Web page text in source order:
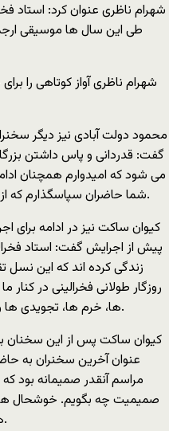
طی این سال ها موسیقی
شهرام ناظری آواز کوتاهی را
محمود دولت آبادی نیز دیگر
گفت: قدردانی و پاس داشتن
می شود که امیدوارم همچنان
شما حاضران سپاسگذارم که از فرهاد فخرالدینی سپاسگذاری می کنید.
کیوان ساکت نیز در ادامه برای
پیش از اجرایش گفت: استاد
زندگی کرده اند که این نسل
روزگار طولانی فخرالینی در
ها، خرم ها، تجویدی ها و بسیاری از بزرگان موسیقی ما هستند.
کیوان ساکت پس از این سخنان
عنوان آخرین سخنران به
مراسم آنقدر صمیمانه بود
صمیمیت چه بگویم. خوشحال
هستم و این خوبان به من محبت دارند.